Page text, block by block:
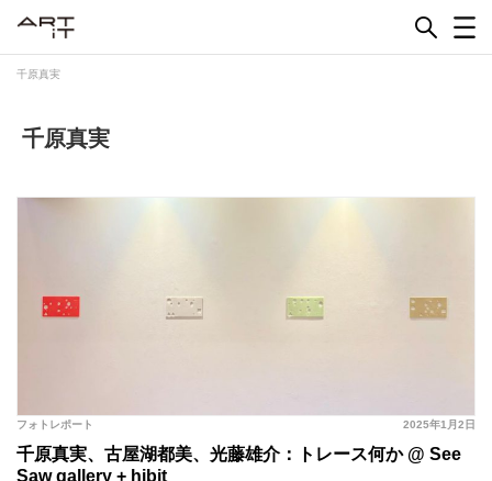
content
千原真実
千原真実
2025年1月2日
フォトレポート
千原真実、古屋湖都美、光藤雄介：トレース何か @ See
Saw gallery + hibit